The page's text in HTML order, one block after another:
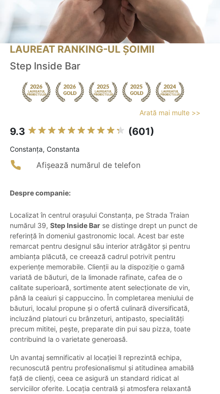
LAUREAT RANKING-UL ȘOIMII
Step Inside Bar
Arată mai multe >>
9.3 (601)
Constanţa, Constanta
Afișează numărul de telefon
Despre companie:
Localizat în centrul orașului Constanța, pe Strada Traian
numărul 39, Step Inside Bar se distinge drept un punct de
referință în domeniul gastronomic local. Acest bar este
remarcat pentru designul său interior atrăgător și pentru
ambianța plăcută, ce creează cadrul potrivit pentru
experiențe memorabile. Clienții au la dispoziție o gamă
variată de băuturi, de la limonade rafinate, cafea de o
calitate superioară, sortimente atent selecționate de vin,
până la ceaiuri și cappuccino. În completarea meniului de
băuturi, localul propune și o ofertă culinară diversificată,
incluzând platouri cu brânzeturi, antipasto, specialități
precum mititei, pește, preparate din pui sau pizza, toate
contribuind la o varietate generoasă.
Un avantaj semnificativ al locației îl reprezintă echipa,
recunoscută pentru profesionalismul și atitudinea amabilă
față de clienți, ceea ce asigură un standard ridicat al
serviciilor oferite. Locația centrală și atmosfera relaxantă